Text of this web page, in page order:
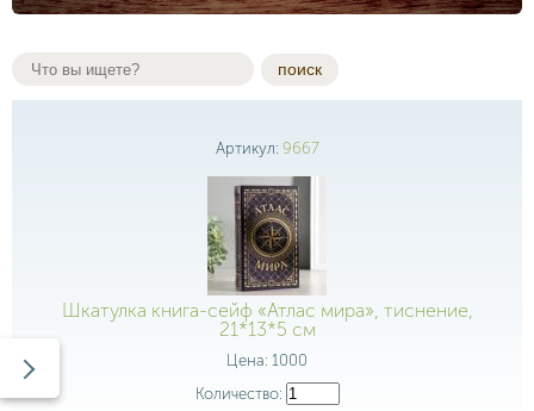
поиск
Артикул: 9667
Шкатулка книга-сейф «Атлас мира», тиснение,
21*13*5 см
Цена: 1000
Количество: